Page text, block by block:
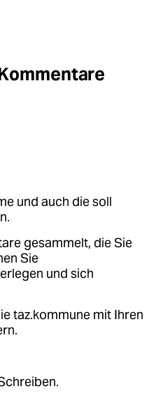
und auch die soll
gesammelt, die Sie
Sie
und sich
taz.kommune mit Ihren